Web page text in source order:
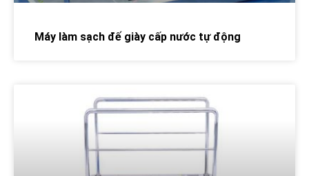
Máy làm sạch đế giày cấp nước tự động